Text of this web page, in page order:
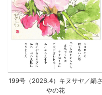
199号（2026.4）キヌサヤ／絹さ
やの花